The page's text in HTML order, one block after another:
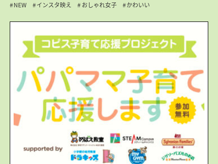
NEW
インスタ映え おしゃれ女子 かわいい